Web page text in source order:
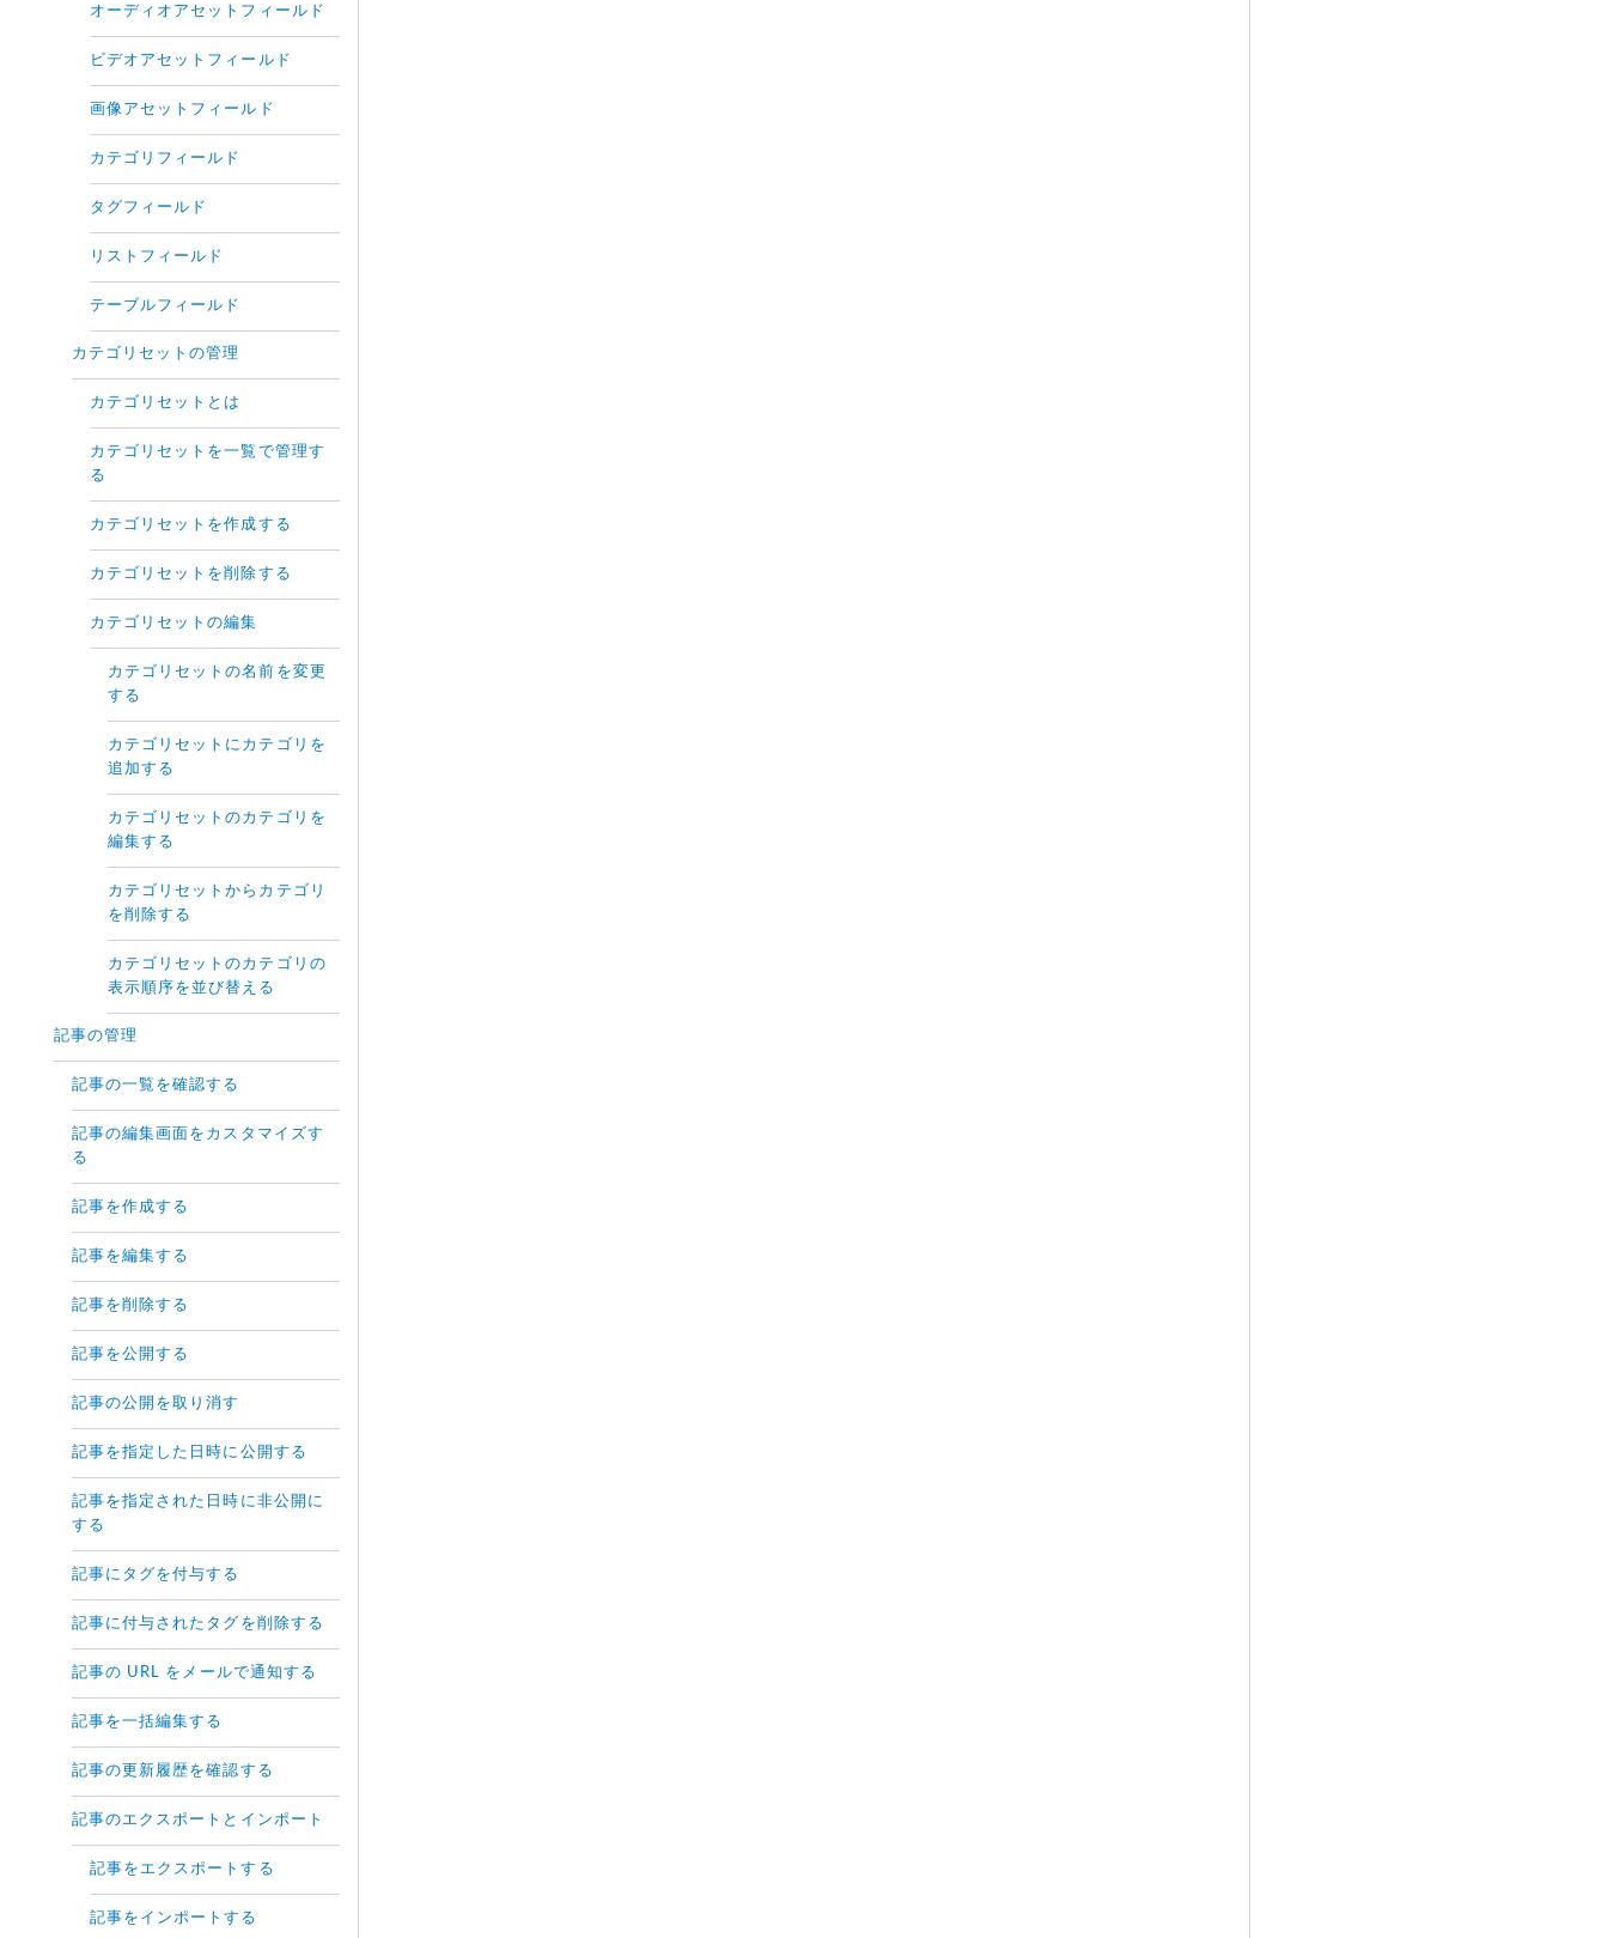
オーディオアセットフィールド
ビデオアセットフィールド
画像アセットフィールド
カテゴリフィールド
タグフィールド
リストフィールド
テーブルフィールド
カテゴリセットの管理
カテゴリセットとは
カテゴリセットを一覧で管理す
る
カテゴリセットを作成する
カテゴリセットを削除する
カテゴリセットの編集
カテゴリセットの名前を変更
する
カテゴリセットにカテゴリを
追加する
カテゴリセットのカテゴリを
編集する
カテゴリセットからカテゴリ
を削除する
カテゴリセットのカテゴリの
表示順序を並び替える
記事の管理
記事の一覧を確認する
記事の編集画面をカスタマイズす
る
記事を作成する
記事を編集する
記事を削除する
記事を公開する
記事の公開を取り消す
記事を指定した日時に公開する
記事を指定された日時に非公開に
する
記事にタグを付与する
記事に付与されたタグを削除する
記事の URL をメールで通知する
記事を一括編集する
記事の更新履歴を確認する
記事のエクスポートとインポート
記事をエクスポートする
記事をインポートする